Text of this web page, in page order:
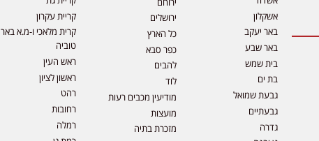
אשקלון
באר יעקב
באר שבע
בית שמש
בת ים
גבעת שמואל
גבעתיים
גדרה
ירושלים
כל הארץ
כפר סבא
להבים
לוד
מודיעין מכבים רעות
מועצות
מזכרת בתיה
קריית עקרון
קרית מלאכי ו-מ.א באר
טוביה
ראש העין
ראשון לציון
רהט
רחובות
רמלה